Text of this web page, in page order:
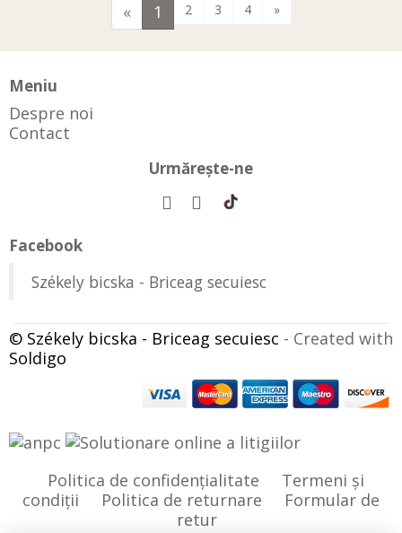
« 1 2 3 4 »
Meniu
Despre noi
Contact
Urmăreşte-ne
Facebook
Székely bicska - Briceag secuiesc
© Székely bicska - Briceag secuiesc - Created with
Soldigo
Politica de confidenţialitate
Termeni şi
condiţii
Politica de returnare
Formular de
retur